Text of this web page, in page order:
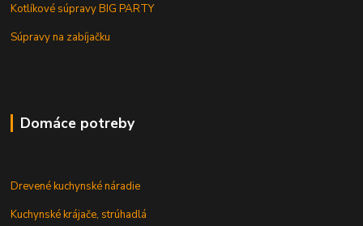
Kotlíkové súpravy BIG PARTY
Súpravy na zabíjačku
Domáce potreby
Drevené kuchynské náradie
Kuchynské krájače, strúhadlá